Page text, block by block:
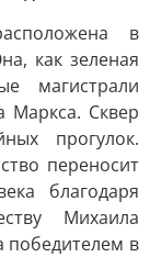
в
как зеленая
магистрали
Маркса. Сквер
прогулок.
переносит
благодаря
Михаила
победителем в